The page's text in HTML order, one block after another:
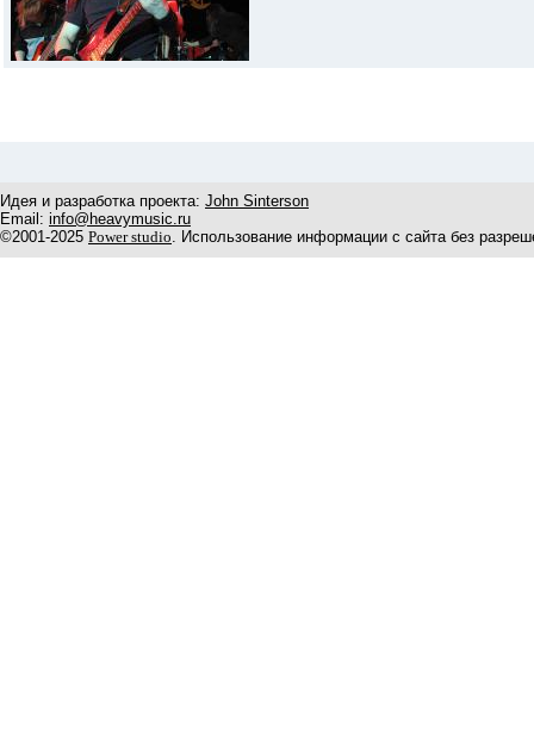
Идея и разработка проекта: John Sinterson
Email: info@heavymusic.ru
©2001-2025 Power studio. Использование информации с сайта без